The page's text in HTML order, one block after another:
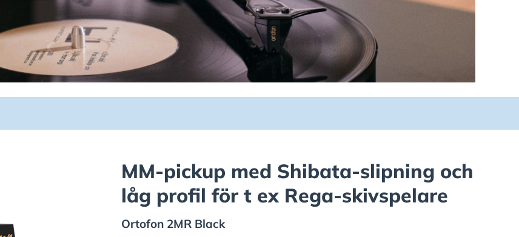
MM-pickup med Shibata-slipning och
låg profil för t ex Rega-skivspelare
Ortofon 2MR Black